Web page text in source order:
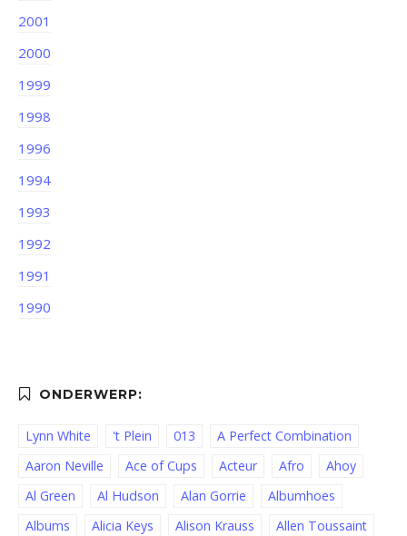
2001
2000
1999
1998
1996
1994
1993
1992
1991
1990
Lynn White 't Plein 013
A Perfect Combination
Aaron Neville
Ace of Cups Acteur Afro
Ahoy
Al Green
Al Hudson Alan Gorrie
Albumhoes
Albums
Alicia Keys Alison Krauss
Allen Toussaint